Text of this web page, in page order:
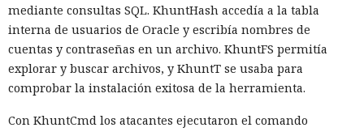
muchos meses con datos robados de otras personas, antes
mediante consultas SQL. KhuntHash accedía a la tabla
interna de usuarios de Oracle y escribía nombres de
cuentas y contraseñas en un archivo. KhuntFS permitía
explorar y buscar archivos, y KhuntT se usaba para
comprobar la instalación exitosa de la herramienta.
Con KhuntCmd los atacantes ejecutaron el comando